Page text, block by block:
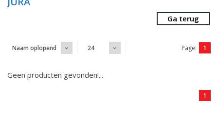
Ga terug
Naam oplopend 24 Page: 1
Geen producten gevonden!...
1